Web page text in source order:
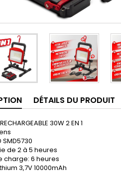
DÉTAILS DU PRODUIT
30W 2 EN 1
SMD5730
de 2 à 5 heures
charge: 6 heures
3,7V 10000mAh